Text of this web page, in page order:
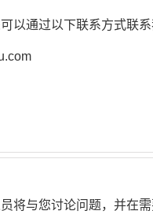
以通过以下联系方式联
将与您讨论问题，并在